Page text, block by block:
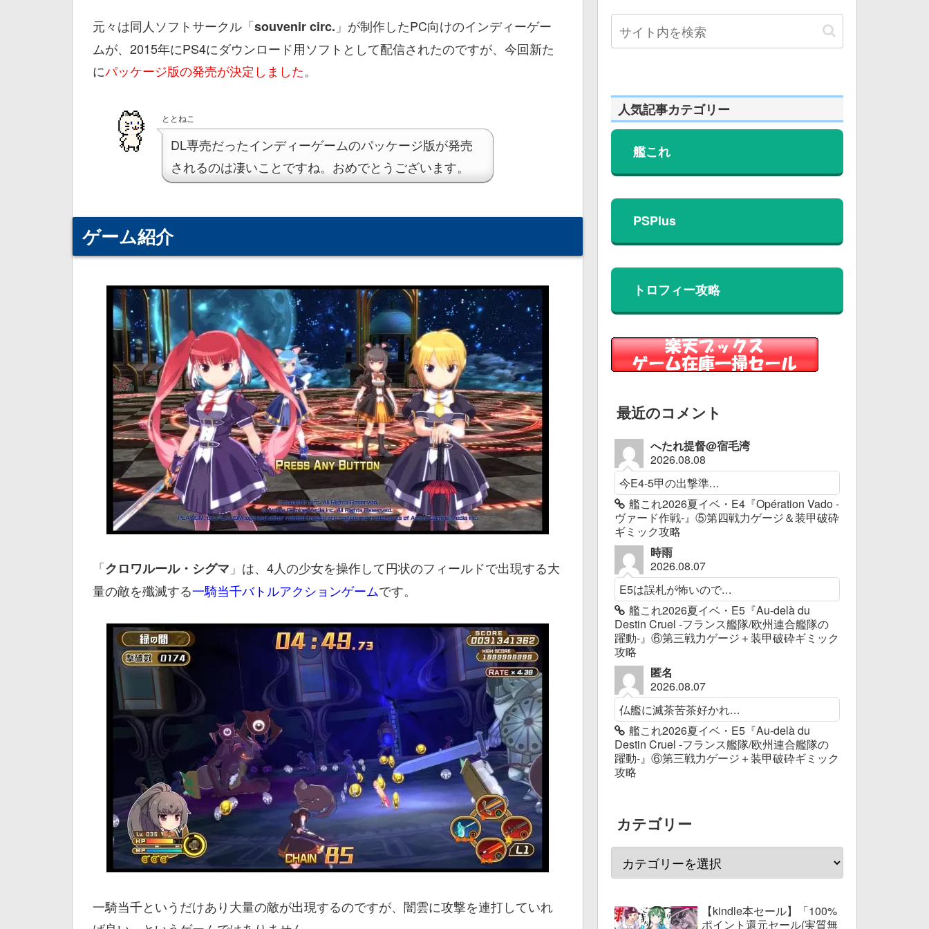
元々は同人ソフトサークル「souvenir circ. 」が制作したPC向けのインディーゲー
ムが、2015年にPS4にダウンロード用ソフトとして配信されたのですが、今回新た
にパッケージ版の発売が決定しました。
ととねこ
DL専売だったインディーゲームのパッケージ版が発売
されるのは凄いことですね。おめでとうございます。
ゲーム紹介
「クロワルール・シグマ 」は、4人の少女を操作して円状のフィールドで出現する大
量の敵を殲滅する一騎当千バトルアクションゲームです。
一騎当千というだけあり大量の敵が出現するのですが、闇雲に攻撃を連打していれ
人気記事カテゴリー
艦これ
PSPlus
トロフィー攻略
最近のコメント
へたれ提督@宿毛湾
2026.08.08
今E4-5甲の出撃準...
艦これ2026夏イベ・E4『Opération Vado -
ヴァード作戦-』⑤第四戦力ゲージ＆装甲破砕
ギミック攻略
時雨
2026.08.07
E5は誤札が怖いので...
艦これ2026夏イベ・E5『Au-delà du
Destin Cruel -フランス艦隊/欧州連合艦隊の
躍動-』⑥第三戦力ゲージ＋装甲破砕ギミック
攻略
匿名
2026.08.07
仏艦に滅茶苦茶好かれ...
艦これ2026夏イベ・E5『Au-delà du
Destin Cruel -フランス艦隊/欧州連合艦隊の
躍動-』⑥第三戦力ゲージ＋装甲破砕ギミック
攻略
カテゴリー
【kindle本セール】「100%
ポイント還元セール(実質無